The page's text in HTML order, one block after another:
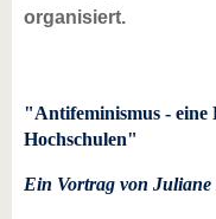
organisiert.
"Antifeminismus -
Hochschulen"
Ein Vortrag von